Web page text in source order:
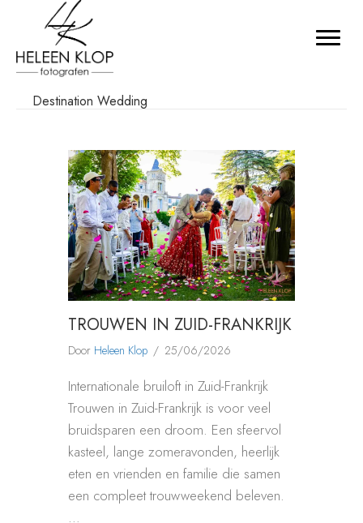
Destination Wedding
TROUWEN IN ZUID-FRANKRIJK
Door Heleen Klop / 25/06/2026
Internationale bruiloft in Zuid-Frankrijk
Trouwen in Zuid-Frankrijk is voor veel
bruidsparen een droom. Een sfeervol
kasteel, lange zomeravonden, heerlijk
eten en vrienden en familie die samen
een compleet trouwweekend beleven.
…